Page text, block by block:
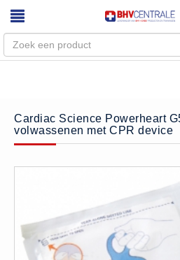
Home
Webshop
Keuringen
RI&E
Bedrijfsnoodplannen
Cardiac Science Powerheart
volwassenen met CPR device